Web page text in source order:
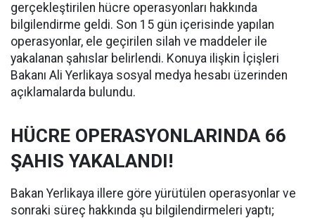
gerçekleştirilen hücre operasyonları hakkında
bilgilendirme geldi. Son 15 gün içerisinde yapılan
operasyonlar, ele geçirilen silah ve maddeler ile
yakalanan şahıslar belirlendi. Konuya ilişkin İçişleri
Bakanı Ali Yerlikaya sosyal medya hesabı üzerinden
açıklamalarda bulundu.
HÜCRE OPERASYONLARINDA 66
ŞAHIS YAKALANDI!
Bakan Yerlikaya illere göre yürütülen operasyonlar ve
sonraki süreç hakkında şu bilgilendirmeleri yaptı;